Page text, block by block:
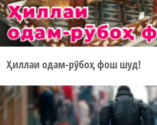
Ҳиллаи одам-рӯбоҳ фош шуд!